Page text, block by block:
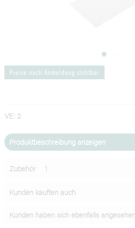
Preise nach Anmeldung sichtbar
VE: 2
Produktbeschreibung anzeigen
Zubehör 1
Kunden kauften auch
Kunden haben sich ebenfalls angesehen